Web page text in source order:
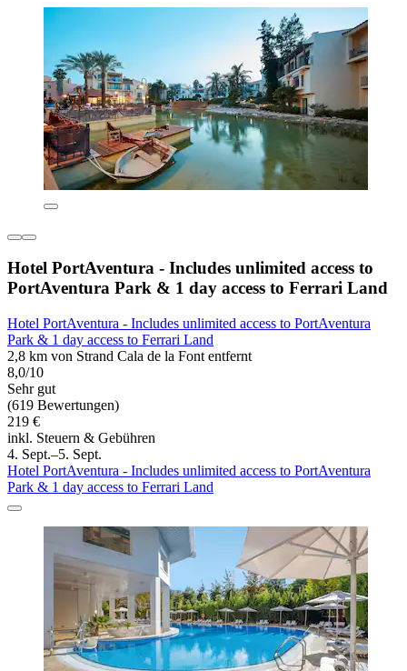
Hotel PortAventura - Includes unlimited access to
PortAventura Park & 1 day access to Ferrari Land
Hotel PortAventura - Includes unlimited access to PortAventura
Park & 1 day access to Ferrari Land
2,8 km von Strand Cala de la Font entfernt
8,0/10
Sehr gut
(619 Bewertungen)
219 €
inkl. Steuern & Gebühren
4. Sept.–5. Sept.
Hotel PortAventura - Includes unlimited access to PortAventura
Park & 1 day access to Ferrari Land